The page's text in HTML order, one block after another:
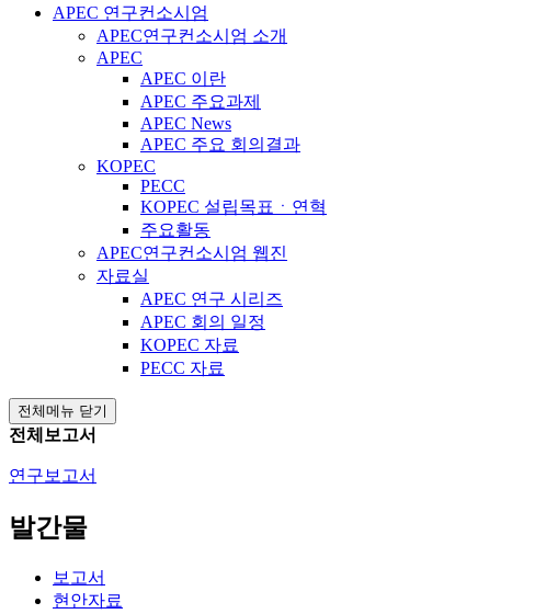
APEC 연구컨소시엄
APEC연구컨소시엄 소개
APEC
APEC 이란
APEC 주요과제
APEC News
APEC 주요 회의결과
KOPEC
PECC
KOPEC 설립목표ㆍ연혁
주요활동
APEC연구컨소시엄 웹진
자료실
APEC 연구 시리즈
APEC 회의 일정
KOPEC 자료
PECC 자료
전체메뉴 닫기
전체보고서
연구보고서
발간물
보고서
현안자료